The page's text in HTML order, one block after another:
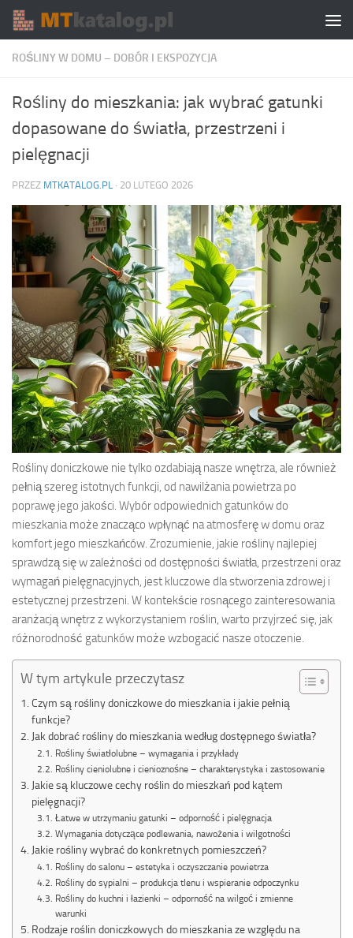
Skip to content
ROŚLINY W DOMU – DOBÓR I EKSPOZYCJA
Rośliny do mieszkania: jak wybrać gatunki
dopasowane do światła, przestrzeni i
pielęgnacji
PRZEZ MTKATALOG.PL · 20 LUTEGO 2026
Rośliny doniczkowe nie tylko ozdabiają nasze wnętrza, ale również
pełnią szereg istotnych funkcji, od nawilżania powietrza po
poprawę jego jakości. Wybór odpowiednich gatunków do
mieszkania może znacząco wpłynąć na atmosferę w domu oraz
komfort jego mieszkańców. Zrozumienie, jakie rośliny najlepiej
sprawdzą się w zależności od dostępności światła, przestrzeni oraz
wymagań pielęgnacyjnych, jest kluczowe dla stworzenia zdrowej i
estetycznej przestrzeni. W kontekście rosnącego zainteresowania
aranżacją wnętrz z wykorzystaniem roślin, warto przyjrzeć się, jak
różnorodność gatunków może wzbogacić nasze otoczenie.
W tym artykule przeczytasz
Czym są rośliny doniczkowe do mieszkania i jakie pełnią
funkcje?
Jak dobrać rośliny do mieszkania według dostępnego światła?
Rośliny światłolubne – wymagania i przykłady
Rośliny cieniolubne i cienioznośne – charakterystyka i zastosowanie
Jakie są kluczowe cechy roślin do mieszkań pod kątem
pielęgnacji?
Łatwe w utrzymaniu gatunki – odporność i pielęgnacja
Wymagania dotyczące podlewania, nawożenia i wilgotności
Jakie rośliny wybrać do konkretnych pomieszczeń?
Rośliny do salonu – estetyka i oczyszczanie powietrza
Rośliny do sypialni – produkcja tlenu i wspieranie odpoczynku
Rośliny do kuchni i łazienki – odporność na wilgoć i zmienne
warunki
Rodzaje roślin doniczkowych do mieszkania ze względu na